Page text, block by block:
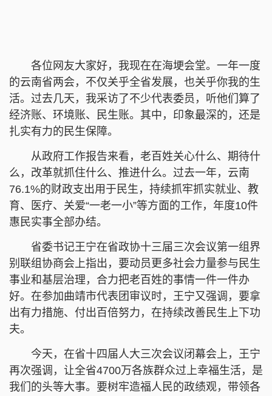
各位网友大家好，我现在在海埂会堂。一年一度
的云南省两会，不仅关乎全省发展，也关乎你我的生
活。过去几天，我采访了不少代表委员，听他们算了
经济账、环境账、民生账。其中，印象最深的，还是
扎实有力的民生保障。
从政府工作报告来看，老百姓关心什么、期待什
么，改革就抓住什么、推进什么。过去一年，云南
76.1%的财政支出用于民生，持续抓牢抓实就业、教
育、医疗、关爱“一老一小”等方面的工作，年度10件
惠民实事全部办结。
省委书记王宁在省政协十三届三次会议第一组界
别联组协商会上指出，要动员更多社会力量参与民生
事业和基层治理，合力把老百姓的事情一件一件办
好。在参加曲靖市代表团审议时，王宁又强调，要拿
出有力措施、付出百倍努力，在持续改善民生上下功
夫。
今天，在省十四届人大三次会议闭幕会上，王宁
再次强调，让全省4700万各族群众过上幸福生活，是
我们的头等大事。要树牢造福人民的政绩观，带领各